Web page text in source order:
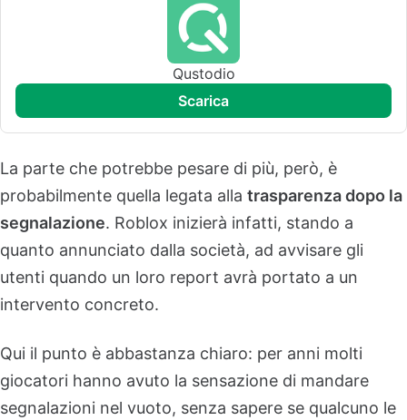
Qustodio
scarica
La parte che potrebbe pesare di più, però, è
probabilmente quella legata alla trasparenza dopo la
segnalazione. Roblox inizierà infatti, stando a
quanto annunciato dalla società, ad avvisare gli
utenti quando un loro report avrà portato a un
intervento concreto.
Qui il punto è abbastanza chiaro: per anni molti
giocatori hanno avuto la sensazione di mandare
segnalazioni nel vuoto, senza sapere se qualcuno le